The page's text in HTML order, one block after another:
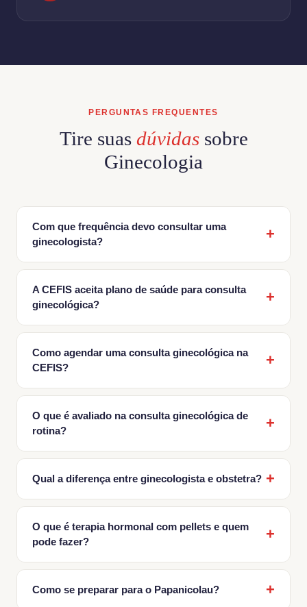
PERGUNTAS FREQUENTES
Tire suas dúvidassobre
Ginecologia
Com que frequência devo consultar uma
ginecologista?
A CEFIS aceita plano de saúde para consulta
ginecológica?
Como agendar uma consulta ginecológica na
CEFIS?
O que é avaliado na consulta ginecológica de
rotina?
Qual a diferença entre ginecologista e obstetra?
O que é terapia hormonal com pellets e quem
pode fazer?
Como se preparar para o Papanicolau?